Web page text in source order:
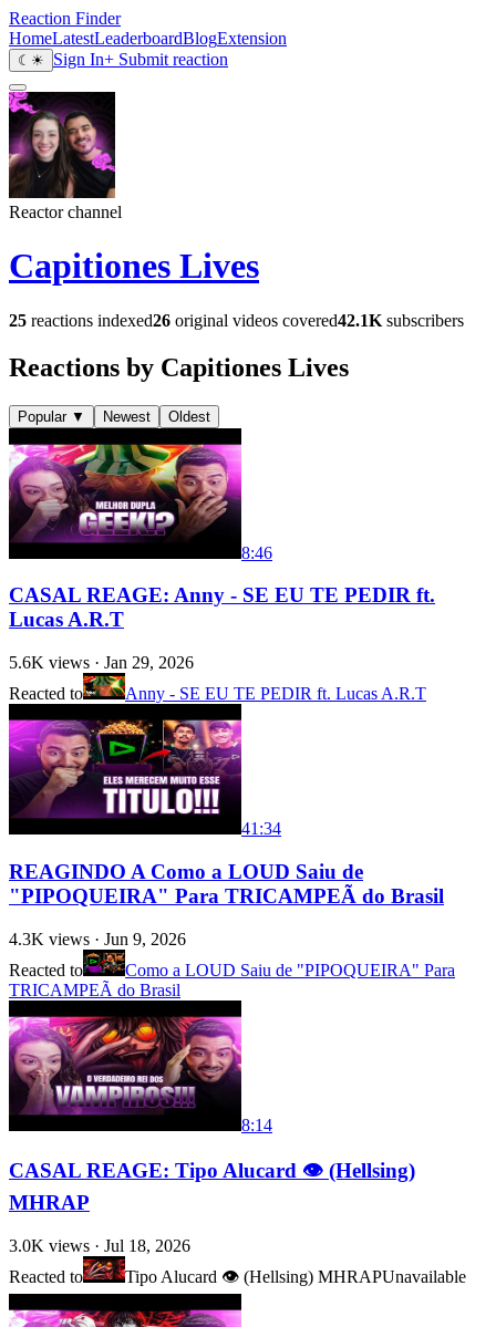
Reaction Finder
HomeLatestLeaderboardBlogExtension
☾ ☀ Sign In+ Submit reaction
Reactor channel
Capitiones Lives
25 reactions indexed26 original videos covered42.1K subscribers
Reactions by Capitiones Lives
Popular ▼ Newest Oldest
8:46
CASAL REAGE: Anny - SE EU TE PEDIR ft.
Lucas A.R.T
5.6K views · Jan 29, 2026
Reacted to
Anny - SE EU TE PEDIR ft. Lucas A.R.T
41:34
REAGINDO A Como a LOUD Saiu de
"PIPOQUEIRA" Para TRICAMPEÃ do Brasil
4.3K views · Jun 9, 2026
Reacted to
Como a LOUD Saiu de "PIPOQUEIRA" Para
TRICAMPEÃ do Brasil
8:14
CASAL REAGE: Tipo Alucard 👁️ (Hellsing)
MHRAP
3.0K views · Jul 18, 2026
Reacted to
Tipo Alucard 👁️ (Hellsing) MHRAPUnavailable